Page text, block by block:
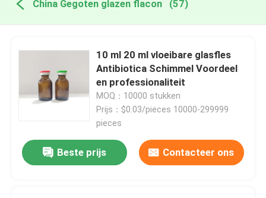
China Gegoten glazen flacon (57)
10 ml 20 ml vloeibare glasfles
Antibiotica Schimmel Voordeel
en professionaliteit
MOQ：10000 stukken
Prijs：$0.03/pieces 10000-299999
pieces
Beste prijs Contacteer ons